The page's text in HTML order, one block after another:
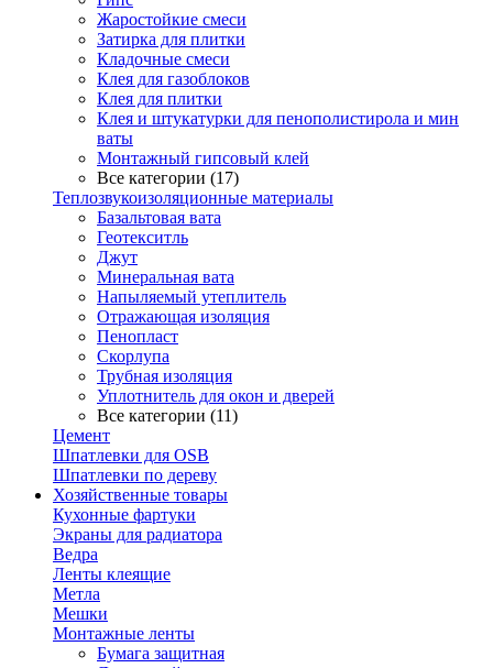
Жаростойкие смеси
Затирка для плитки
Кладочные смеси
Клея для газоблоков
Клея для плитки
Клея и штукатурки для пенополистирола и мин
ваты
Монтажный гипсовый клей
Все категории (17)
Теплозвукоизоляционные материалы
Базальтовая вата
Геотекситль
Джут
Минеральная вата
Напыляемый утеплитель
Отражающая изоляция
Пенопласт
Скорлупа
Трубная изоляция
Уплотнитель для окон и дверей
Все категории (11)
Цемент
Шпатлевки для OSB
Шпатлевки по дереву
Хозяйственные товары
Кухонные фартуки
Экраны для радиатора
Ведра
Ленты клеящие
Метла
Мешки
Монтажные ленты
Бумага защитная